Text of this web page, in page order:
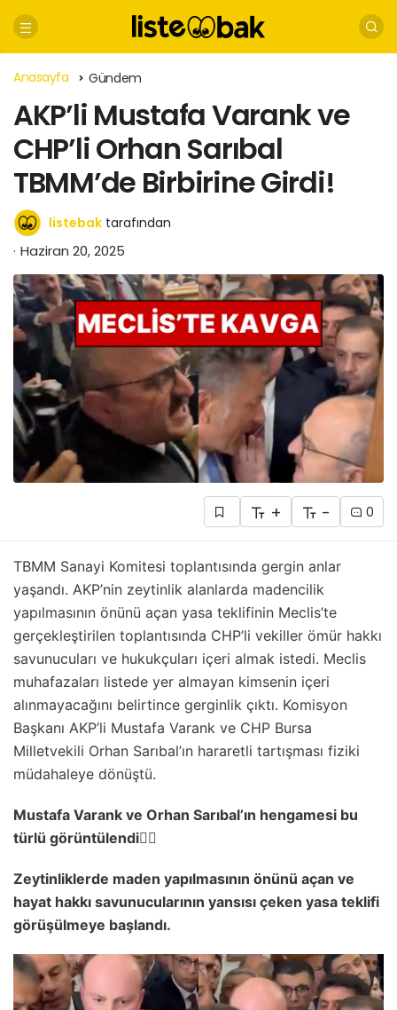
Anasayfa Gündem
AKP’li Mustafa Varank ve
CHP’li Orhan Sarıbal
TBMM’de Birbirine Girdi!
listebak tarafından
Haziran 20, 2025
+ - 0
TBMM Sanayi Komitesi toplantısında gergin anlar
yaşandı. AKP’nin zeytinlik alanlarda madencilik
yapılmasının önünü açan yasa teklifinin Meclis’te
gerçekleştirilen toplantısında CHP’li vekiller ömür hakkı
savunucuları ve hukukçuları içeri almak istedi. Meclis
muhafazaları listede yer almayan kimsenin içeri
alınmayacağını belirtince gerginlik çıktı. Komisyon
Başkanı AKP’li Mustafa Varank ve CHP Bursa
Milletvekili Orhan Sarıbal’ın hararetli tartışması fiziki
müdahaleye dönüştü.
Mustafa Varank ve Orhan Sarıbal’ın hengamesi bu
türlü görüntülendi👇🏻
Zeytinliklerde maden yapılmasının önünü açan ve
hayat hakkı savunucularının yansısı çeken yasa teklifi
görüşülmeye başlandı.